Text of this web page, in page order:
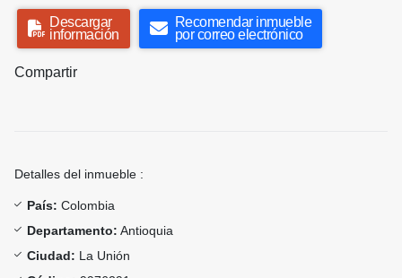
Descargar
información
Recomendar inmueble
por correo electrónico
Compartir
Detalles del inmueble :
País: Colombia
Departamento: Antioquia
Ciudad: La Unión